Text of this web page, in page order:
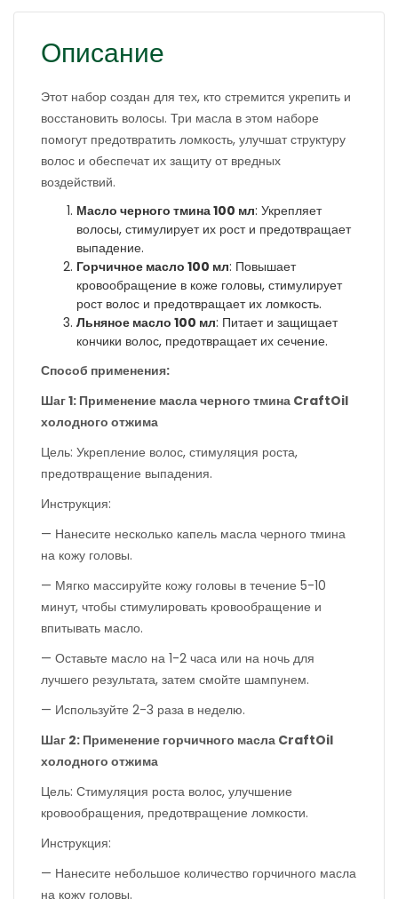
Описание
Этот набор создан для тех, кто стремится укрепить и
восстановить волосы. Три масла в этом наборе
помогут предотвратить ломкость, улучшат структуру
волос и обеспечат их защиту от вредных
воздействий.
Масло черного тмина 100 мл: Укрепляет
волосы, стимулирует их рост и предотвращает
выпадение.
Горчичное масло 100 мл: Повышает
кровообращение в коже головы, стимулирует
рост волос и предотвращает их ломкость.
Льняное масло 100 мл: Питает и защищает
кончики волос, предотвращает их сечение.
Способ применения:
Шаг 1: Применение масла черного тмина CraftOil
холодного отжима
Цель: Укрепление волос, стимуляция роста,
предотвращение выпадения.
Инструкция:
— Нанесите несколько капель масла черного тмина
на кожу головы.
— Мягко массируйте кожу головы в течение 5-10
минут, чтобы стимулировать кровообращение и
впитывать масло.
— Оставьте масло на 1-2 часа или на ночь для
лучшего результата, затем смойте шампунем.
— Используйте 2-3 раза в неделю.
Шаг 2: Применение горчичного масла CraftOil
холодного отжима
Цель: Стимуляция роста волос, улучшение
кровообращения, предотвращение ломкости.
Инструкция:
— Нанесите небольшое количество горчичного масла
на кожу головы.